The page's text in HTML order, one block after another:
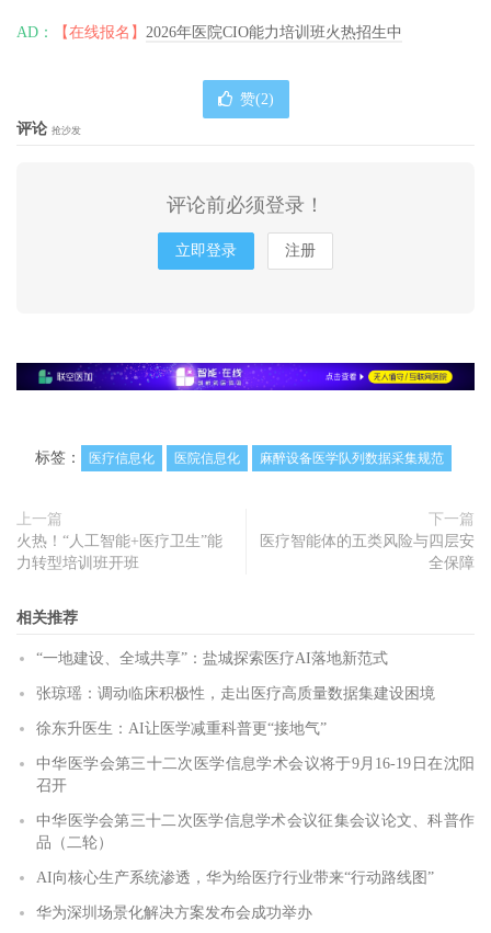
AD： 【在线报名】 2026年医院CIO能力培训班火热招生中
赞(2)
评论 抢沙发
评论前必须登录！
立即登录 注册
标签： 医疗信息化 医院信息化 麻醉设备医学队列数据采集规范
上一篇
火热！“人工智能+医疗卫生”能
力转型培训班开班
下一篇
医疗智能体的五类风险与四层安
全保障
相关推荐
“一地建设、全域共享”：盐城探索医疗AI落地新范式
张琼瑶：调动临床积极性，走出医疗高质量数据集建设困境
徐东升医生：AI让医学减重科普更“接地气”
中华医学会第三十二次医学信息学术会议将于9月16-19日在沈阳
召开
中华医学会第三十二次医学信息学术会议征集会议论文、科普作
品（二轮）
AI向核心生产系统渗透，华为给医疗行业带来“行动路线图”
华为深圳场景化解决方案发布会成功举办